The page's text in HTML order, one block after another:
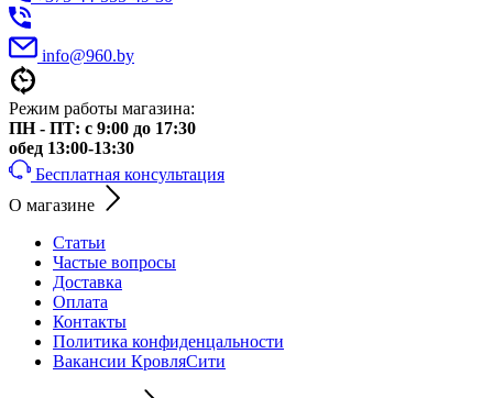
info@960.by
Режим работы магазина:
ПН - ПТ: с 9:00 до 17:30
обед 13:00-13:30
Бесплатная консультация
О магазине
Статьи
Частые вопросы
Доставка
Оплата
Контакты
Политика конфиденцальности
Вакансии КровляСити